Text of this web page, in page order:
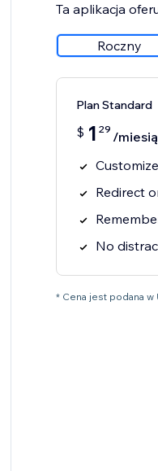
Ta aplikacja
Roczny
Plan Standard
$ 1 29 /
Redirect
No
* Cena jest podana w